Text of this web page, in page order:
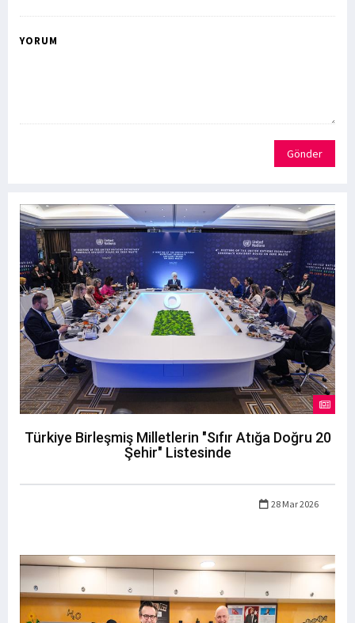
YORUM
Gönder
Türkiye Birleşmiş Milletlerin "Sıfır Atığa Doğru 20
Şehir" Listesinde
28 Mar 2026